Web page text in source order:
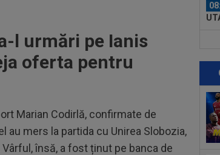
l urmări pe Ianis
oferta pentru
Marian Codirlă, confirmate de
au mers la partida cu Unirea Slobozia,
însă, a fost ținut pe banca de